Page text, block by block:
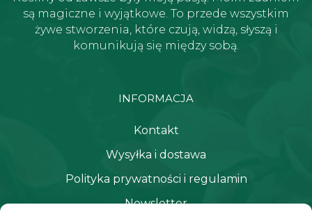
są magiczne i wyjątkowe. To przede wszystkim
żywe stworzenia, które czują, widzą, słyszą i
komunikują się między sobą.
INFORMACJA
Kontakt
Wysyłka i dostawa
Polityka prywatności i regulamin
Newsletter